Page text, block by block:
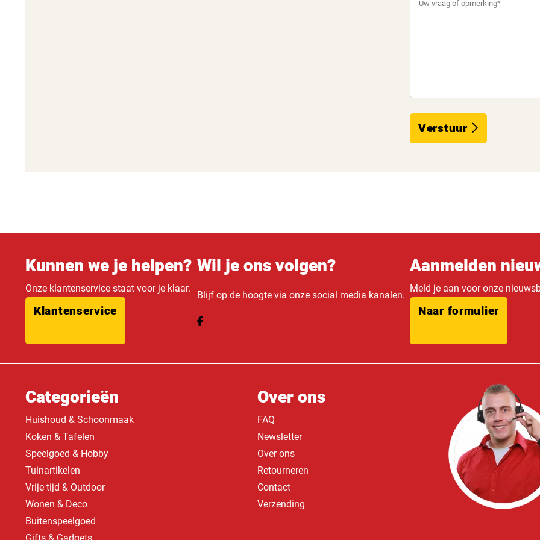
Verstuur
Kunnen we je helpen?
Onze klantenservice staat voor je klaar.
Klantenservice
Wil je ons volgen?
Blijf op de hoogte via onze social media kanalen.
Aanmelden
Meld je aan voor onze
Naar formulier
Categorieën
Huishoud & Schoonmaak
Koken & Tafelen
Speelgoed & Hobby
Tuinartikelen
Vrije tijd & Outdoor
Wonen & Deco
Buitenspeelgoed
Over ons
FAQ
Newsletter
Over ons
Retourneren
Contact
Verzending